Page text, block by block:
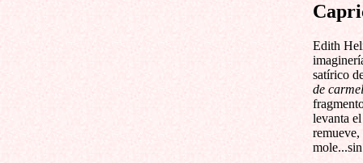
Edith
satírico
de
levanta
remueve,